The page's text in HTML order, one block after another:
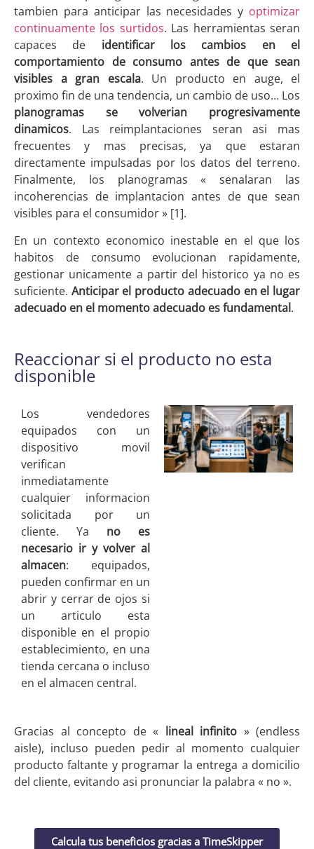
tambien para anticipar las necesidades y optimizar
continuamente los surtidos. Las herramientas seran
capaces de identificar los cambios en el
comportamiento de consumo antes de que sean
visibles a gran escala. Un producto en auge, el
proximo fin de una tendencia, un cambio de uso… Los
planogramas se volverian progresivamente
dinamicos. Las reimplantaciones seran asi mas
frecuentes y mas precisas, ya que estaran
directamente impulsadas por los datos del terreno.
Finalmente, los planogramas « senalaran las
incoherencias de implantacion antes de que sean
visibles para el consumidor » [1].
En un contexto economico inestable en el que los
habitos de consumo evolucionan rapidamente,
gestionar unicamente a partir del historico ya no es
suficiente. Anticipar el producto adecuado en el lugar
adecuado en el momento adecuado es fundamental.
Reaccionar si el producto no esta
disponible
Los vendedores
equipados con un
dispositivo movil
verifican
inmediatamente
cualquier informacion
solicitada por un
cliente. Ya no es
necesario ir y volver al
almacen: equipados,
pueden confirmar en un
abrir y cerrar de ojos si
un articulo esta
disponible en el propio
establecimiento, en una
tienda cercana o incluso
en el almacen central.
Gracias al concepto de « lineal infinito » (endless
aisle), incluso pueden pedir al momento cualquier
producto faltante y programar la entrega a domicilio
del cliente, evitando asi pronunciar la palabra « no ».
Calcula tus beneficios gracias a TimeSkipper